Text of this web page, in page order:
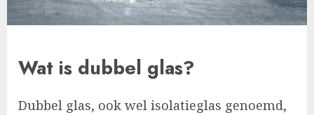
Wat is dubbel glas?
Dubbel glas, ook wel isolatieglas genoemd,